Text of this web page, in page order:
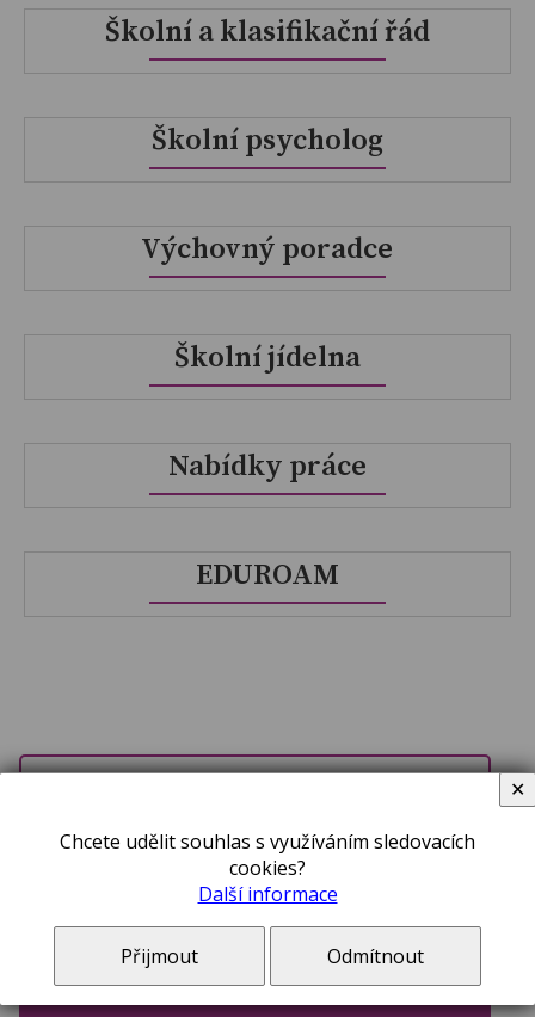
Školní a klasifikační řád
Školní psycholog
Výchovný poradce
Školní jídelna
Nabídky práce
EDUROAM
O ŠKOLE
Chcete udělit souhlas s využíváním sledovacích
cookies?
Další informace
Přijmout Odmítnout
✕